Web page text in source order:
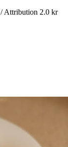
Attribution 2.0 kr